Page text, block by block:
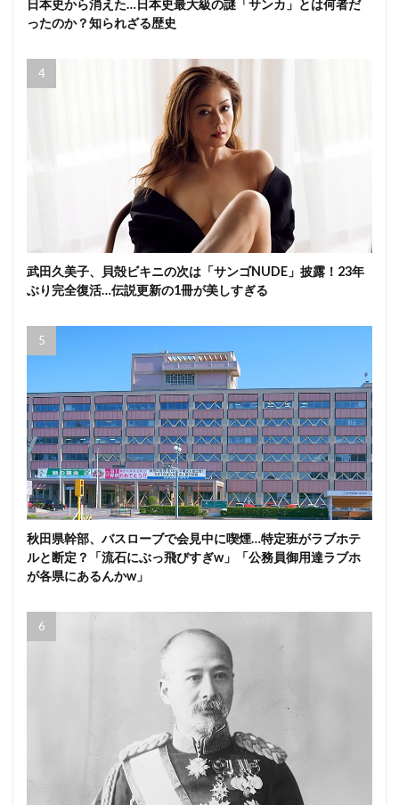
日本史から消えた…日本史最大級の謎「サンカ」とは何者だ
ったのか？知られざる歴史
武田久美子、貝殻ビキニの次は「サンゴNUDE」披露！23年
ぶり完全復活…伝説更新の1冊が美しすぎる
秋田県幹部、バスローブで会見中に喫煙…特定班がラブホテ
ルと断定？「流石にぶっ飛びすぎw」「公務員御用達ラブホ
が各県にあるんかw」